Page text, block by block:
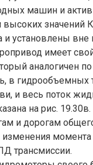
машин и
высоких
вне
имеет
аналогичен
гидрообъемных
и весь поток
на рис. 19.30в.
и дорогам
трансмиссии.